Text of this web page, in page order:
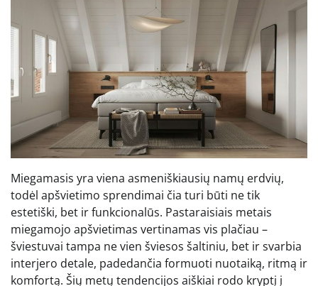
Miegamasis yra viena asmeniškiausių namų erdvių,
todėl apšvietimo sprendimai čia turi būti ne tik
estetiški, bet ir funkcionalūs. Pastaraisiais metais
miegamojo apšvietimas vertinamas vis plačiau –
šviestuvai tampa ne vien šviesos šaltiniu, bet ir svarbia
interjero detale, padedančia formuoti nuotaiką, ritmą ir
komfortą. Šių metų tendencijos aiškiai rodo kryptį į